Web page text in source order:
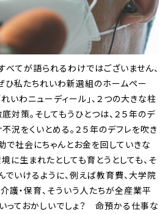
べてが語られるわけではございません、
ひ私たちれいわ新選組のホームペー
いわニューディール」、２つの大きな柱
対策。そしてもうひとつは、２５年のデ
況をくいとめる。２５年のデフレを吹き
で社会にちゃんとお金を回していきな
に生まれたとしても育とうとしても、そ
でいけるように、例えば教育費、大学院
護・保育、そういう人たちが全産業平
っておかしいでしょ？ 命預かる仕事な